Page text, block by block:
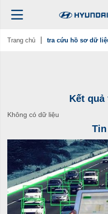
Trang chủ tra cứu hồ sơ dữ
Kết
Không có dữ liệu